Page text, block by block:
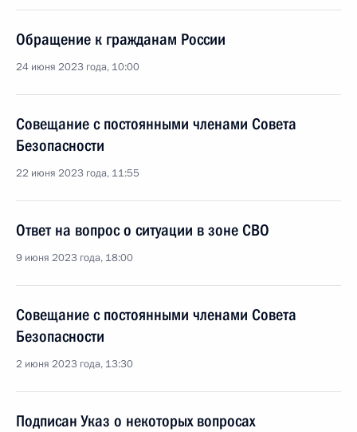
Обращение к гражданам России
24 июня 2023 года, 10:00
Совещание с постоянными членами Совета
Безопасности
22 июня 2023 года, 11:55
Ответ на вопрос о ситуации в зоне СВО
9 июня 2023 года, 18:00
Совещание с постоянными членами Совета
Безопасности
2 июня 2023 года, 13:30
Подписан Указ о некоторых вопросах